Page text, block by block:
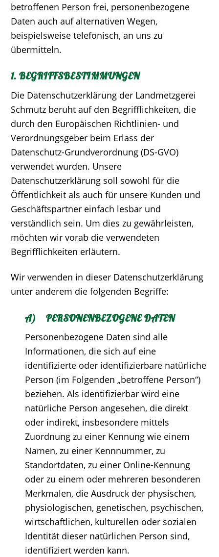
betroffenen Person frei, personenbezogene
Daten auch auf alternativen Wegen,
beispielsweise telefonisch, an uns zu
übermitteln.
1. BEGRIFFSBESTIMMUNGEN
Die Datenschutzerklärung der Landmetzgerei
Schmutz beruht auf den Begrifflichkeiten, die
durch den Europäischen Richtlinien- und
Verordnungsgeber beim Erlass der
Datenschutz-Grundverordnung (DS-GVO)
verwendet wurden. Unsere
Datenschutzerklärung soll sowohl für die
Öffentlichkeit als auch für unsere Kunden und
Geschäftspartner einfach lesbar und
verständlich sein. Um dies zu gewährleisten,
möchten wir vorab die verwendeten
Begrifflichkeiten erläutern.
Wir verwenden in dieser Datenschutzerklärung
unter anderem die folgenden Begriffe:
A) PERSONENBEZOGENE DATEN
Personenbezogene Daten sind alle
Informationen, die sich auf eine
identifizierte oder identifizierbare natürliche
Person (im Folgenden „betroffene Person“)
beziehen. Als identifizierbar wird eine
natürliche Person angesehen, die direkt
oder indirekt, insbesondere mittels
Zuordnung zu einer Kennung wie einem
Namen, zu einer Kennnummer, zu
Standortdaten, zu einer Online-Kennung
oder zu einem oder mehreren besonderen
Merkmalen, die Ausdruck der physischen,
physiologischen, genetischen, psychischen,
wirtschaftlichen, kulturellen oder sozialen
Identität dieser natürlichen Person sind,
identifiziert werden kann.